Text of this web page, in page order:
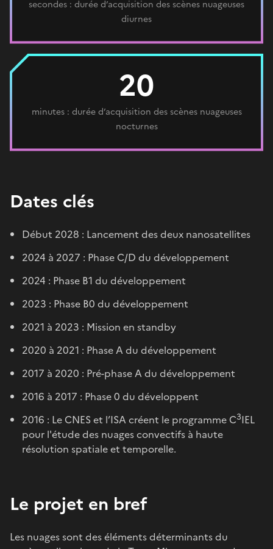
secondes : durée d’acquisition des scènes nuageuses
diurnes
20
minutes : durée d’acquisition des scènes nuageuses
nocturnes
Dates clés
Début 2028 : Lancement des deux nanosatellites
2024 à 2027 : Phase C/D du développement
2024 : Phase B1 du développement
2023 : Phase B0 du développement
2021 à 2023 : Mission en standby
2020 à 2021 : Phase A du développement
2017 à 2020 : Pré-phase A du développement
2016 à 2017 : Phase 0 du développent
2016 : Le CNES et l’ISA créent le programme C3IEL
pour l'étude des nuages convectifs à haute
résolution spatiale et temporelle.
Le projet en bref
Les nuages sont des éléments déterminants du